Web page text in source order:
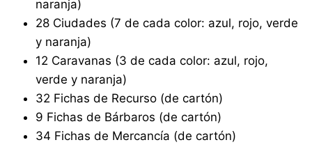
naranja)
28 Ciudades (7 de cada color: azul, rojo, verde
y naranja)
12 Caravanas (3 de cada color: azul, rojo,
verde y naranja)
32 Fichas de Recurso (de cartón)
9 Fichas de Bárbaros (de cartón)
34 Fichas de Mercancía (de cartón)